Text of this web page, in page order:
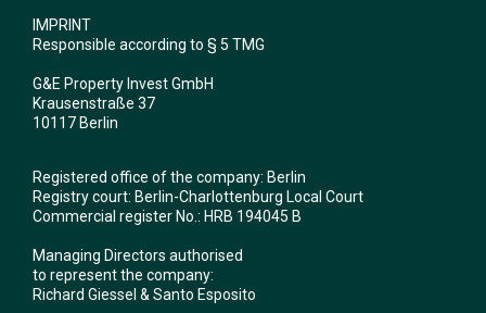
IMPRINT
Responsible according to § 5 TMG
G&E Property Invest GmbH
Krausenstraße 37
10117 Berlin
Registered office of the company: Berlin
Registry court: Berlin-Charlottenburg Local Court
Commercial register No.: HRB 194045 B
Managing Directors authorised
to represent the company:
Richard Giessel & Santo Esposito